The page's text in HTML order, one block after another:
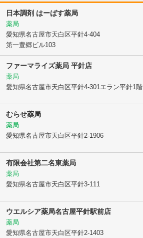
日本調剤 はーばす薬局
薬局
愛知県名古屋市天白区平針4-404
第一豊郷ビル103
ファーマライズ薬局 平針店
薬局
愛知県名古屋市天白区平針4-301エラン平針1階
むらせ薬局
薬局
愛知県名古屋市天白区平針2-1906
有限会社第二名東薬局
薬局
愛知県名古屋市天白区平針3-111
ウエルシア薬局名古屋平針駅前店
薬局
愛知県名古屋市天白区平針2-1403